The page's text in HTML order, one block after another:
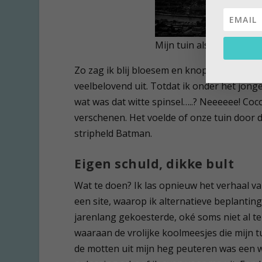
Mijn tuin als Batman’s
Zo zag ik blij bloesem en knoppen in
veelbelovend uit. Totdat ik onder het
wat was dat witte spinsel…..? Neeeeee!
verschenen. Het voelde of onze tuin door
stripheld Batman.
Eigen schuld, dikke bult
Wat te doen? Ik las opnieuw het verhaal
een site, waarop ik alternatieve
jarenlang gekoesterde, oké soms niet al
waaraan de vrolijke koolmeesjes die mijn
de motten uit mijn heg peuteren was een